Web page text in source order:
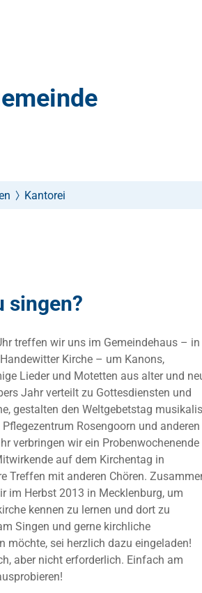
Kantorei
singen?
treffen wir uns im Gemeindehaus – in
Kirche – um Kanons,
Lieder und Motetten aus alter und
Jahr verteilt zu Gottesdiensten und
gestalten den Weltgebetstag
Rosengoorn und anderen
verbringen wir ein Probenwochenende
auf dem Kirchentag in
Treffen mit anderen Chören.
im Herbst 2013 in Mecklenburg, um
kennen zu lernen und dort zu
Singen und gerne kirchliche
möchte, sei herzlich dazu eingeladen!
aber nicht erforderlich. Einfach am